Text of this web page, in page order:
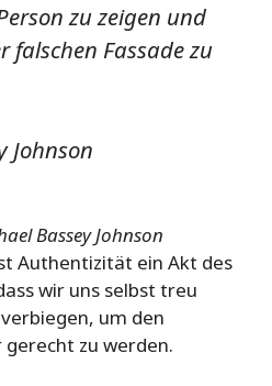
zu zeigen und
falschen Fassade zu
Johnson
Bassey Johnson
Authentizität ein Akt des
wir uns selbst treu
um den
zu werden.